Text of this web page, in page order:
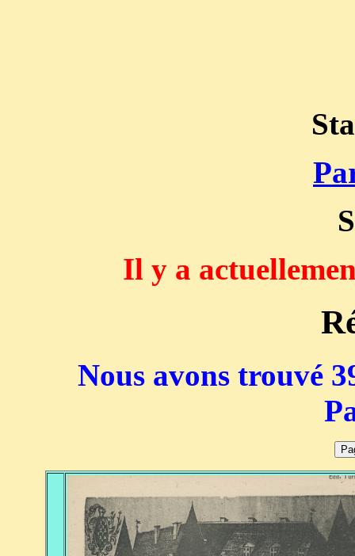
Il y a
Nous avons trouvé